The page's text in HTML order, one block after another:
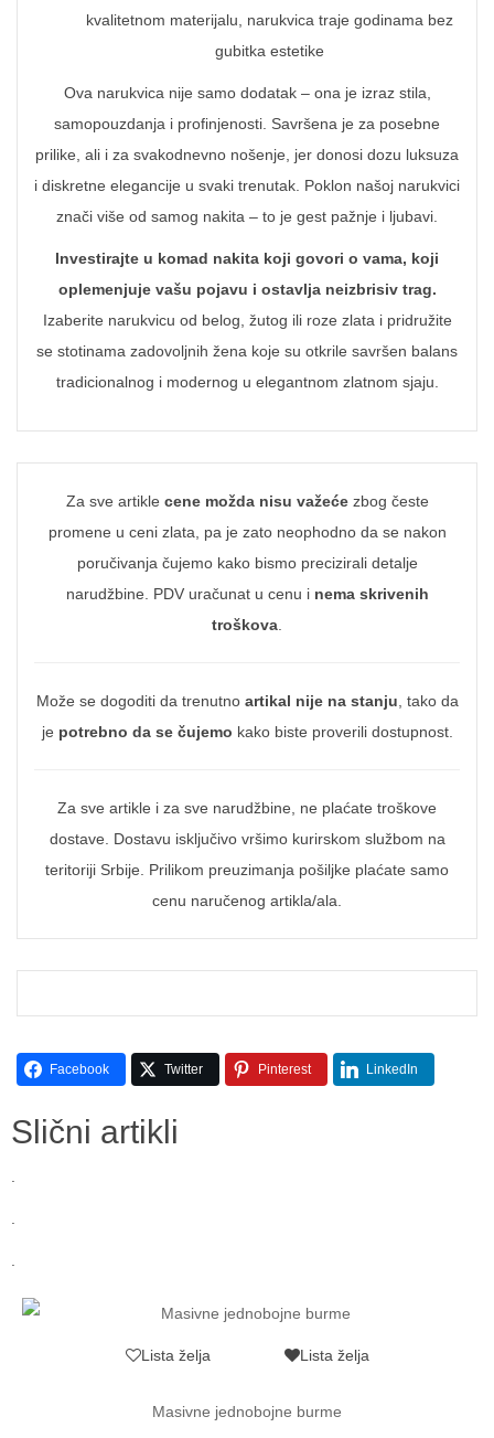
kvalitetnom materijalu, narukvica traje godinama bez
gubitka estetike
Ova narukvica nije samo dodatak – ona je izraz stila,
samopouzdanja i profinjenosti. Savršena je za posebne
prilike, ali i za svakodnevno nošenje, jer donosi dozu luksuza
i diskretne elegancije u svaki trenutak. Poklon našoj narukvici
znači više od samog nakita – to je gest pažnje i ljubavi.
Investirajte u komad nakita koji govori o vama, koji
oplemenjuje vašu pojavu i ostavlja neizbrisiv trag.
Izaberite narukvicu od belog, žutog ili roze zlata i pridružite
se stotinama zadovoljnih žena koje su otkrile savršen balans
tradicionalnog i modernog u elegantnom zlatnom sjaju.
Za sve artikle cene možda nisu važećezbog česte
promene u ceni zlata, pa je zato neophodno da se nakon
poručivanja čujemo kako bismo precizirali detalje
narudžbine. PDV uračunat u cenu i nema skrivenih
troškova.
Može se dogoditi da trenutno artikal nije na stanju, tako da
je potrebno da se čujemo kako biste proverili dostupnost.
Za sve artikle i za sve narudžbine, ne plaćate troškove
dostave. Dostavu isključivo vršimo kurirskom službom na
teritoriji Srbije. Prilikom preuzimanja pošiljke plaćate samo
cenu naručenog artikla/ala.
Facebook Twitter Pinterest LinkedIn
Slični artikli
.
.
.
Lista želja Lista želja
Masivne jednobojne burme